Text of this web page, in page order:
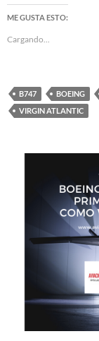
ME GUSTA ESTO:
Cargando...
B747 BOEING
VIRGIN ATLANTIC